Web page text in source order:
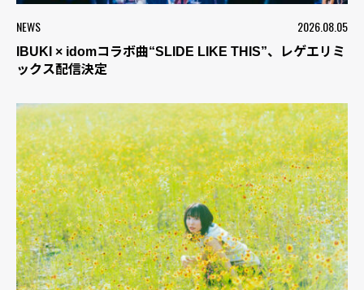
NEWS 2026.08.05
IBUKI × idomコラボ曲“SLIDE LIKE THIS”、レゲエリミ
ックス配信決定